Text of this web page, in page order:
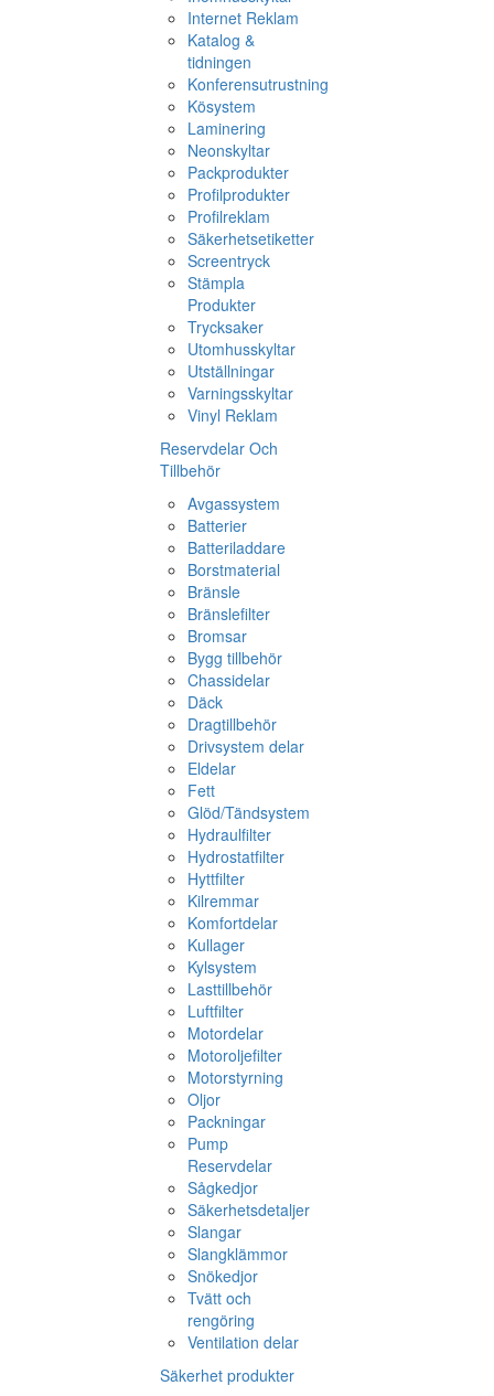
Internet Reklam
Katalog &
tidningen
Konferensutrustning
Kösystem
Laminering
Neonskyltar
Packprodukter
Profilprodukter
Profilreklam
Säkerhetsetiketter
Screentryck
Stämpla
Produkter
Trycksaker
Utomhusskyltar
Utställningar
Varningsskyltar
Vinyl Reklam
Reservdelar Och
Tillbehör
Avgassystem
Batterier
Batteriladdare
Borstmaterial
Bränsle
Bränslefilter
Bromsar
Bygg tillbehör
Chassidelar
Däck
Dragtillbehör
Drivsystem delar
Eldelar
Fett
Glöd/Tändsystem
Hydraulfilter
Hydrostatfilter
Hyttfilter
Kilremmar
Komfortdelar
Kullager
Kylsystem
Lasttillbehör
Luftfilter
Motordelar
Motoroljefilter
Motorstyrning
Oljor
Packningar
Pump
Reservdelar
Sågkedjor
Säkerhetsdetaljer
Slangar
Slangklämmor
Snökedjor
Tvätt och
rengöring
Ventilation delar
Säkerhet produkter